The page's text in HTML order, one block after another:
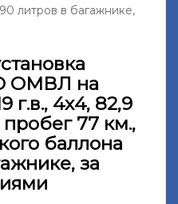
литров в багажнике,
ОМВЛ на
г.в., 4х4, 82,9
пробег 77 км.,
баллона
за